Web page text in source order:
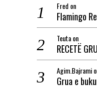
Fred on
Flamingo
Teutaon
RECETË
Agim.Bajrami
Grua e